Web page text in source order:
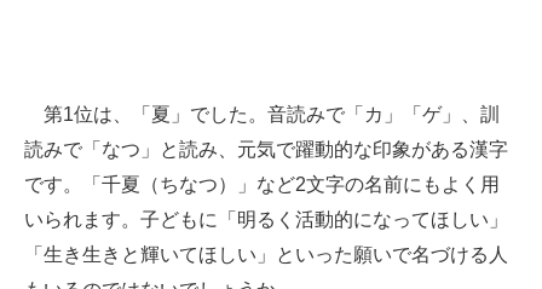
第1位は、「夏」でした。音読みで「カ」「ゲ」、訓
読みで「なつ」と読み、元気で躍動的な印象がある漢字
です。「千夏（ちなつ）」など2文字の名前にもよく用
いられます。子どもに「明るく活動的になってほしい」
「生き生きと輝いてほしい」といった願いで名づける人